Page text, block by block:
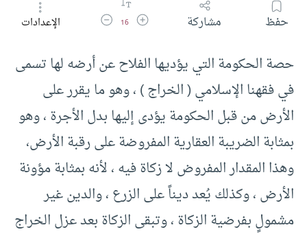
حفظ مشاركة زيادة حجم الخط
16 تقليل حجم الخطالإعدادات
حصة الحكومة التي يؤديها الفلاح عن أرضه لها تسمى
في فقهنا الإسلامي ( الخراج ) ، وهو ما يقرر على
الأرض من قبل الحكومة يؤدى إليها بدل الأجرة ، وهو
بمثابة الضريبة العقارية المفروضة على رقبة الأرض،
وهذا المقدار المفروض لا زكاة فيه ، لأنه بمثابة مؤونة
الأرض ، وكذلك يُعد ديناً على الزرع ، والدين غير
مشمولٍ بفرضية الزكاة ، وتبقى الزكاة بعد عزل الخراج